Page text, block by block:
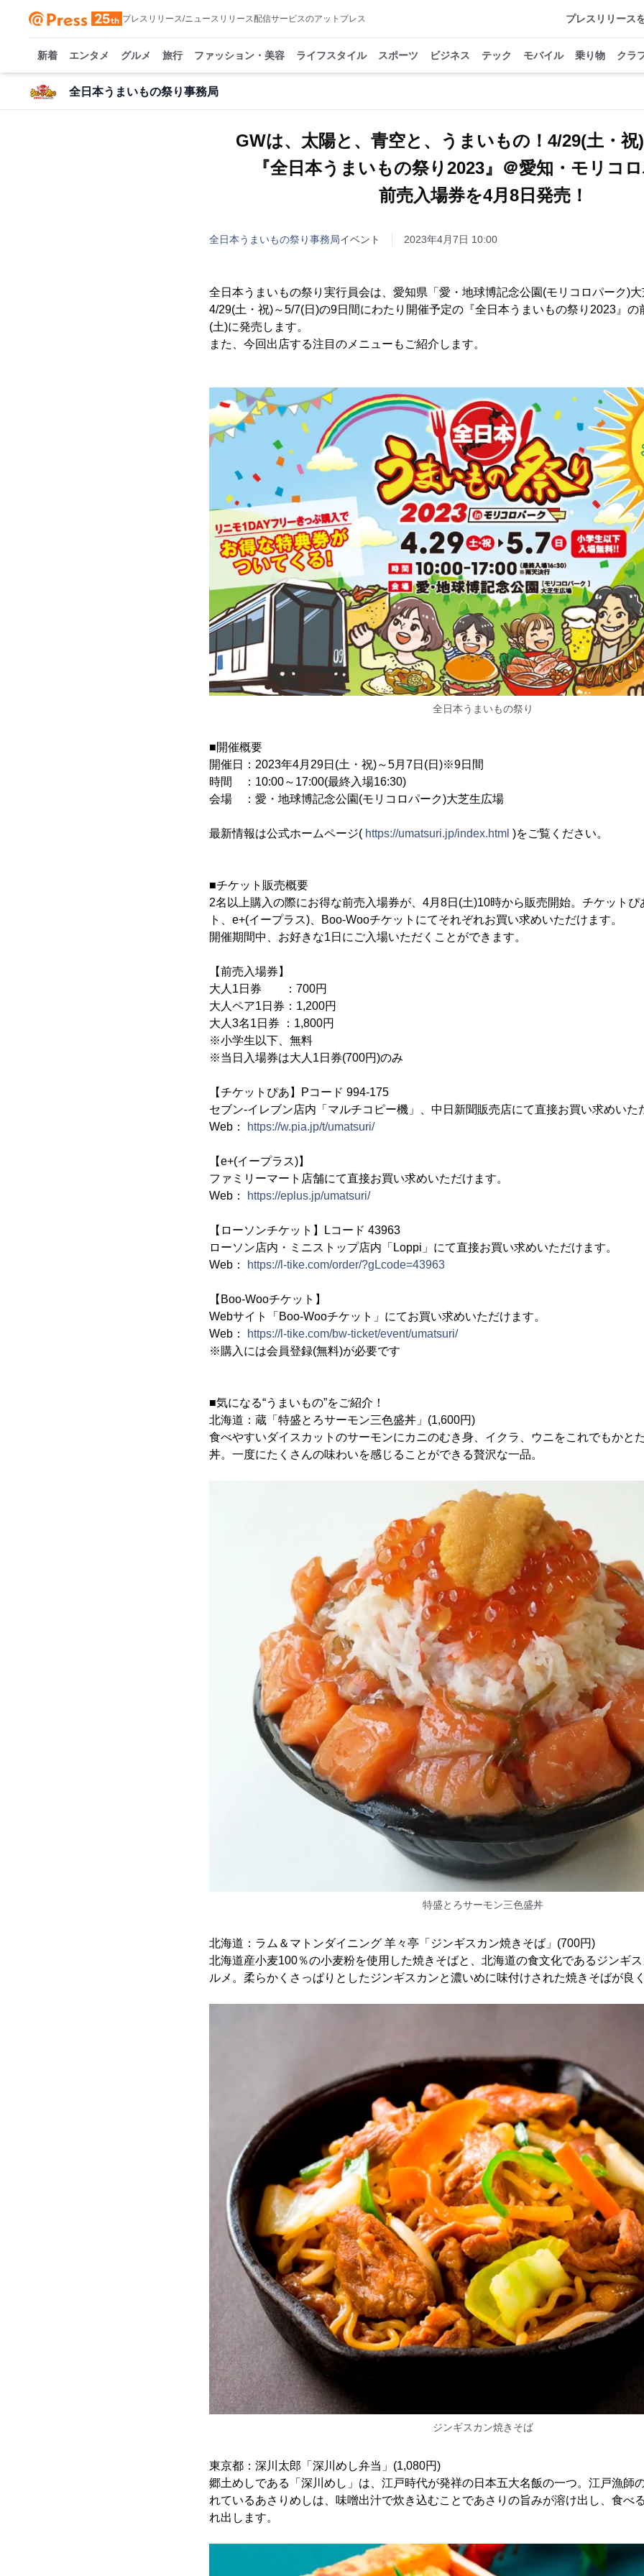
プレスリリース/ニュースリリース配信サービスのアットプレス プレスリリース
新着 エンタメ グルメ 旅行 ファッション・美容 ライフスタイル スポーツ ビジネス テック モバイル 乗り物 クラ
全日本うまいもの祭り事務局
GWは、太陽と、青空と、うまいもの！4/29(土・
『全日本うまいもの祭り2023』＠愛知・モリコ
前売入場券を4月8日発売！
全日本うまいもの祭り事務局イベント 2023年4月7日 10:00
全日本うまいもの祭り実行員会は、愛知県「愛・地球博記念公園(モリコロパーク)
4/29(土・祝)～5/7(日)の9日間にわたり開催予定の『全日本うまいもの祭り2023』の
(土)に発売します。
また、今回出店する注目のメニューもご紹介します。
全日本うまいもの祭り
■開催概要
開催日：2023年4月29日(土・祝)～5月7日(日)※9日間
時間 ：10:00～17:00(最終入場16:30)
会場 ：愛・地球博記念公園(モリコロパーク)大芝生広場
最新情報は公式ホームページ( https://umatsuri.jp/index.html )をご覧ください。
■チケット販売概要
2名以上購入の際にお得な前売入場券が、4月8日(土)10時から販売開始。チケットぴ
ト、e+(イープラス)、Boo-Wooチケットにてそれぞれお買い求めいただけます。
開催期間中、お好きな1日にご入場いただくことができます。
【前売入場券】
大人1日券 ：700円
大人ペア1日券：1,200円
大人3名1日券 ：1,800円
※小学生以下、無料
※当日入場券は大人1日券(700円)のみ
【チケットぴあ】Pコード 994-175
セブン‐イレブン店内「マルチコピー機」、中日新聞販売店にて直接お買い求めいた
Web：
https://w.pia.jp/t/umatsuri/
【e+(イープラス)】
ファミリーマート店舗にて直接お買い求めいただけます。
Web：
https://eplus.jp/umatsuri/
【ローソンチケット】Lコード 43963
ローソン店内・ミニストップ店内「Loppi」にて直接お買い求めいただけます。
Web：
https://l-tike.com/order/?gLcode=43963
【Boo-Wooチケット】
Webサイト「Boo-Wooチケット」にてお買い求めいただけます。
Web：
https://l-tike.com/bw-ticket/event/umatsuri/
※購入には会員登録(無料)が必要です
■気になる“うまいもの”をご紹介！
北海道：蔵「特盛とろサーモン三色盛丼」(1,600円)
食べやすいダイスカットのサーモンにカニのむき身、イクラ、ウニをこれでもかと
丼。一度にたくさんの味わいを感じることができる贅沢な一品。
特盛とろサーモン三色盛丼
北海道：ラム＆マトンダイニング 羊々亭「ジンギスカン焼きそば」(700円)
北海道産小麦100％の小麦粉を使用した焼きそばと、北海道の食文化であるジンギ
ルメ。柔らかくさっぱりとしたジンギスカンと濃いめに味付けされた焼きそばが良
ジンギスカン焼きそば
東京都：深川太郎「深川めし弁当」(1,080円)
郷土めしである「深川めし」は、江戸時代が発祥の日本五大名飯の一つ。江戸漁師
れているあさりめしは、味噌出汁で炊き込むことであさりの旨みが溶け出し、食べ
れ出します。